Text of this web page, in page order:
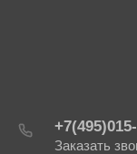
Заказать